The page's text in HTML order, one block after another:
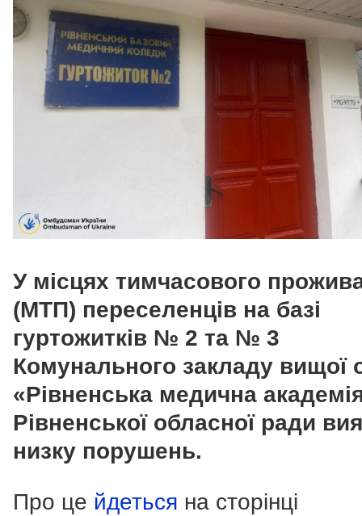
У місцях тимчасового
(МТП) переселенців на базі
гуртожитків № 2 та № 3
Комунального закладу вищої
«Рівненська медична
Рівненської обласної ради
низку порушень.
Про це йдеться на сторінці